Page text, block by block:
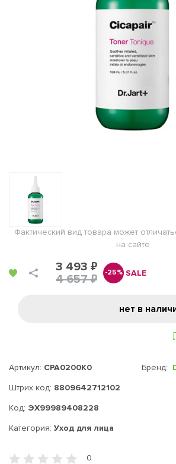
Фактический вид товара может
на сайте
3 493 ₽
4 657 ₽
-25% SALE
нет в
Артикул: CPA0200K0
Штрих код: 8809642712102
Код: ЭХ99989408228
Бренд:
Категория: Уход для лица
0